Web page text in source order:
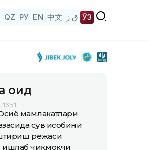
QZ РУ EN 中文 ق ز ЎЗ
оид
мамлакатлари
сув ҳисобини
режаси
ишлаб чиқмоқчи